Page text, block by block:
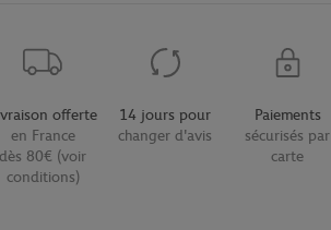
offerte
en France
dès 80€ (voir
conditions)
14 jours pour
changer d'avis
Paiements
sécurisés par
carte